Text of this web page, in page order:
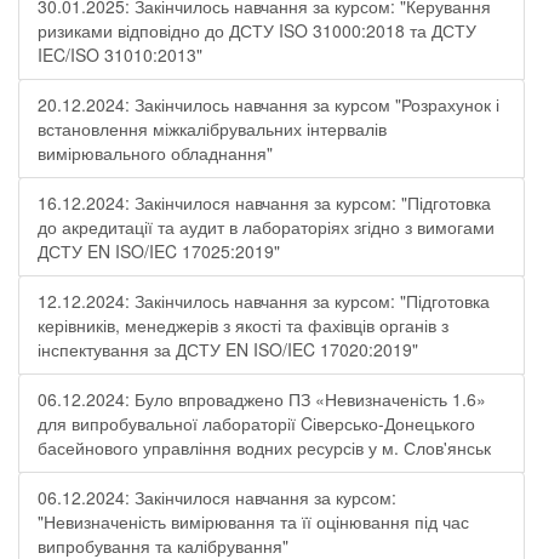
30.01.2025: Закінчилось навчання за курсом: "Керування
ризиками відповідно до ДСТУ ISO 31000:2018 та ДСТУ
IEC/ISO 31010:2013"
20.12.2024: Закінчилось навчання за курсом "Розрахунок і
встановлення міжкалібрувальних інтервалів
вимірювального обладнання"
16.12.2024: Закінчилося навчання за курсом: "Підготовка
до акредитації та аудит в лабораторіях згідно з вимогами
ДСТУ EN ISO/IEC 17025:2019"
12.12.2024: Закінчилось навчання за курсом: "Підготовка
керівників, менеджерів з якості та фахівців органів з
інспектування за ДСТУ EN ISO/IEC 17020:2019"
06.12.2024: Було впроваджено ПЗ «Невизначеність 1.6»
для випробувальної лабораторії Cіверсько-Донецького
басейнового управління водних ресурсів у м. Слов'янськ
06.12.2024: Закінчилося навчання за курсом:
"Невизначеність вимірювання та її оцінювання під час
випробування та калібрування"